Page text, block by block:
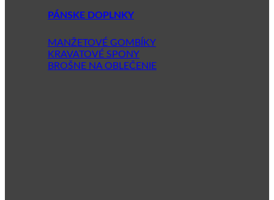
PÁNSKE DOPLNKY
MANŽETOVÉ GOMBÍKY
KRAVATOVÉ SPONY
BROŠNE NA OBLEČENIE